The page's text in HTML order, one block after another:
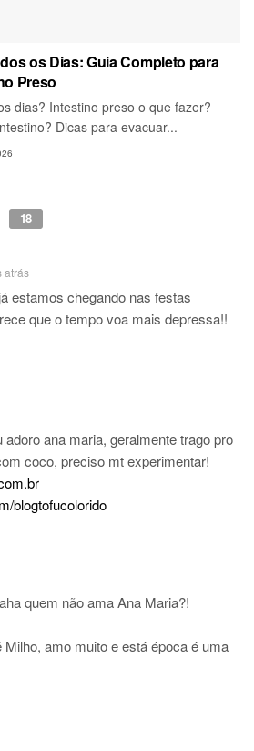
os Dias: Guia Completo para
Preso
dias? Intestino preso o que fazer?
Dicas para evacuar...
18
atrás
estamos chegando nas festas
que o tempo voa mais depressa!!
adoro ana maria, geralmente trago pro
coco, preciso mt experimentar!
blogtofucolorido
quem não ama Ana Maria?!
amo muito e está época é uma